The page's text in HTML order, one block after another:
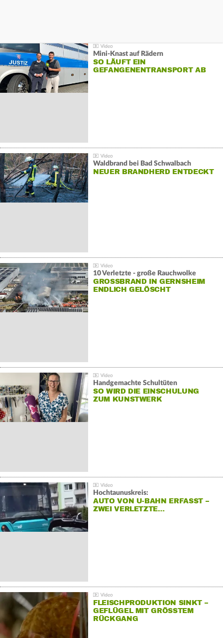
Mini-Knast auf Rädern
SO LÄUFT EIN
GEFANGENENTRANSPORT AB
Waldbrand bei Bad Schwalbach
NEUER BRANDHERD ENTDECKT
10 Verletzte - große Rauchwolke
GROSSBRAND IN GERNSHEIM E
NDLICH GELÖSCHT
Handgemachte Schultüten
SO WIRD DIE EINSCHULUNG
ZUM KUNSTWERK
Hochtaunuskreis:
AUTO VON U-BAHN ERFASST –
ZWEI VERLETZTE…
FLEISCHPRODUKTION SINKT –
GEFLÜGEL MIT GRÖSSTEM R
ÜCKGANG